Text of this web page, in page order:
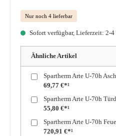
Nur noch 4 lieferbar
Sofort verfügbar, Lieferzeit: 2-4
Ähnliche Artikel
Spartherm Arte U-70h
69,77 €*¹
Spartherm Arte U-70h
55,80 €*¹
Spartherm Arte U-70h
720,91 €*¹